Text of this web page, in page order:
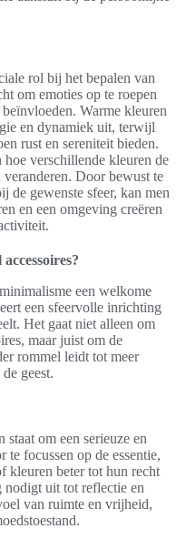
rol bij het bepalen van
om emoties op te roepen
Warme kleuren
en dynamiek uit, terwijl
rust en sereniteit bieden.
verschillende kleuren de
Door bewust te
de gewenste sfeer, kan men
en een omgeving creëren
een welkome
een sfeervolle inrichting
Het gaat niet alleen om
maar juist om de
rommel leidt tot meer
geest.
om een serieuze en
te focussen op de essentie,
kleuren beter tot hun recht
uit tot reflectie en
van ruimte en vrijheid,